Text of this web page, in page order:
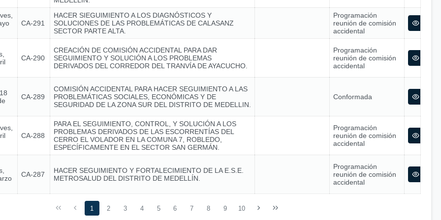
CA-291
HACER SIEGUIMIENTO A LOS DIAGNÓSTICOS Y
SOLUCIONES DE LAS PROBLEMÁTICAS DE CALASANZ
SECTOR PARTE ALTA.
Programación
reunión de comisión
accidental
CA-290
CREACIÓN DE COMISIÓN ACCIDENTAL PARA DAR
SEGUIMIENTO Y SOLUCIÓN A LOS PROBLEMAS
DERIVADOS DEL CORREDOR DEL TRANVÍA DE AYACUCHO.
Programación
reunión de comisión
accidental
CA-289
COMISIÓN ACCIDENTAL PARA HACER SEGUIMIENTO A LAS
PROBLEMÁTICAS SOCIALES, ECONÓMICAS Y DE
SEGURIDAD DE LA ZONA SUR DEL DISTRITO DE MEDELLIN.
Conformada
CA-288
PARA EL SEGUIMIENTO, CONTROL, Y SOLUCIÓN A LOS
PROBLEMAS DERIVADOS DE LAS ESCORRENTÍAS DEL
CERRO EL VOLADOR EN LA COMUNA 7, ROBLEDO,
ESPECÍFICAMENTE EN EL SECTOR SAN GERMÁN.
Programación
reunión de comisión
accidental
CA-287
HACER SEGUIMIENTO Y FORTALECIMIENTO DE LA E.S.E.
METROSALUD DEL DISTRITO DE MEDELLÍN.
Programación
reunión de comisión
accidental
1 2 3 4 5 6 7 8 9 10